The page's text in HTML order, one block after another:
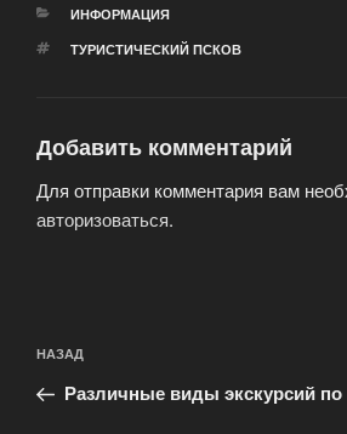
РУБРИКИ
ИНФОРМАЦИЯ
МЕТКИ
ТУРИСТИЧЕСКИЙ ПСКОВ
Добавить комментарий
Для отправки комментария вам
авторизоваться.
по
записям
Предыдущая
запись:
НАЗАД
Различные виды экскурсий по